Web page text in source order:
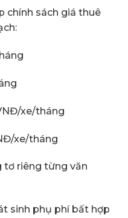
chính sách giá thuê
xe/tháng
xe/tháng
tơ riêng từng văn
sinh phụ phí bất hợp